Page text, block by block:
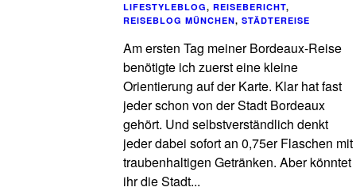
LIFESTYLEBLOG, REISEBERICHT,
REISEBLOG MÜNCHEN, STÄDTEREISE
Am ersten Tag meiner Bordeaux-Reise
benötigte ich zuerst eine kleine
Orientierung auf der Karte. Klar hat fast
jeder schon von der Stadt Bordeaux
gehört. Und selbstverständlich denkt
jeder dabei sofort an 0,75er Flaschen mit
traubenhaltigen Getränken. Aber könntet
ihr die Stadt...